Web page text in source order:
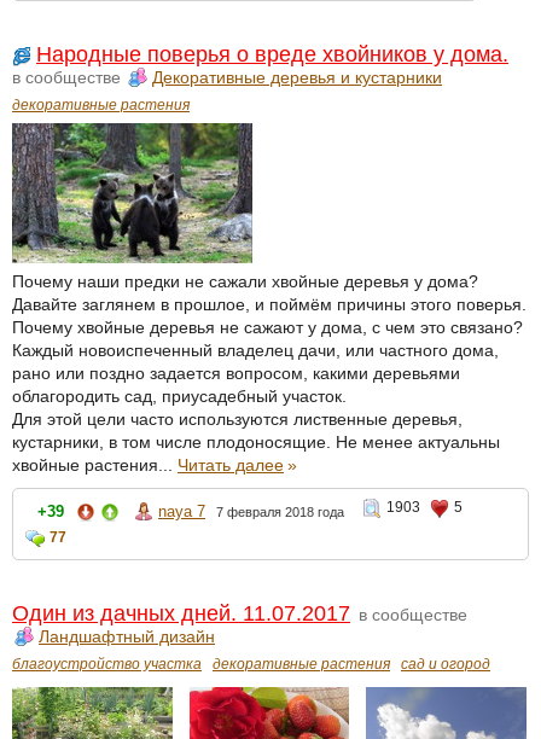
Народные поверья о вреде хвойников у дома.
в сообществе Декоративные деревья и кустарники
декоративные растения
Почему наши предки не сажали хвойные деревья у дома?
Давайте заглянем в прошлое, и поймём причины этого поверья.
Почему хвойные деревья не сажают у дома, с чем это связано?
Каждый новоиспеченный владелец дачи, или частного дома,
рано или поздно задается вопросом, какими деревьями
облагородить сад, приусадебный участок.
Для этой цели часто используются лиственные деревья,
кустарники, в том числе плодоносящие. Не менее актуальны
хвойные растения... Читать далее»
+39 naya 7 7 февраля 2018 года 1903
5
77
Один из дачных дней. 11.07.2017 в сообществе
Ландшафтный дизайн
благоустройство участка декоративные растения сад и огород